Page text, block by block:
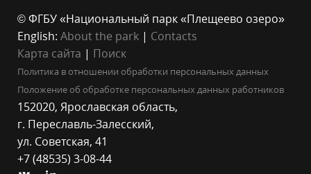
© ФГБУ «Национальный парк «Плещеево озеро»
English: About the park | Contacts
Карта сайта | Поиск
Политика в отношении обработки персональных данных
Положение об обработке персональных данных работников
152020, Ярославская область,
г. Переславль-Залесский,
ул. Советская, 41
+7 (48535) 3-08-44